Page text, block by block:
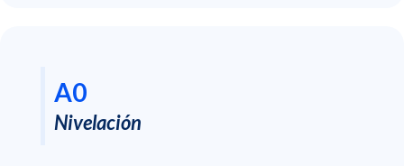
A0
Nivelación